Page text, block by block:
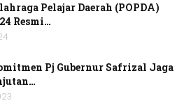
Pelajar Daerah (POPDA)
Resmi…
Pj Gubernur Safrizal Jaga